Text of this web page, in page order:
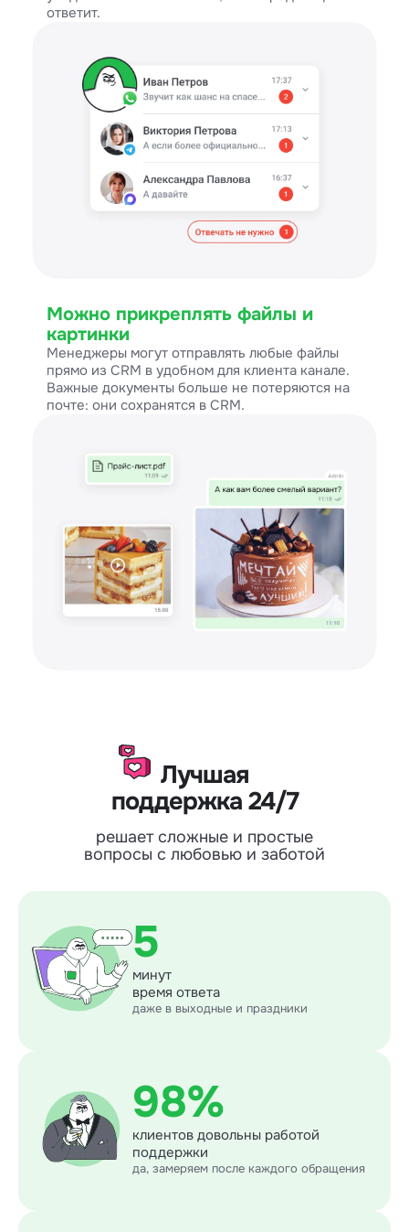
ответит.
Можно прикреплять файлы и
картинки
Менеджеры могут отправлять любые файлы
прямо из CRM в удобном для клиента канале.
Важные документы больше не потеряются на
почте: они сохранятся в CRM.
Лучшая
поддержка 24/7
решает сложные и простые
вопросы с любовью и заботой
5
минут
время ответа
даже в выходные и праздники
98%
клиентов довольны работой
поддержки
да, замеряем после каждого обращения